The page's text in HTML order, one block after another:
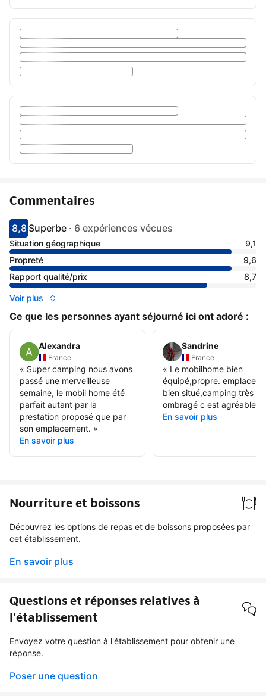
Commentaires
Avec une note de 8.8
8,8
superbeSuperbe · 6 expériences vécues
Situation géographique
9,1
Propreté
9,6
Rapport qualité/prix
8,7
Voir plus
Ce que les personnes ayant séjourné ici ont adoré :
Alexandra
France
« Super camping nous avons
passé une merveilleuse
semaine, le mobil home été
parfait autant par la
prestation proposé que par
son emplacement. »
En savoir plus
Sandrine
France
« Le mobilhome bien
équipé,propre.
bien situé,camping très
ombragé c est agréable.
En savoir plus
Nourriture et boissons
Découvrez les options de repas et de boissons proposées par
cet établissement.
En savoir plus
Questions et réponses relatives à
l'établissement
Envoyez votre question à l'établissement pour obtenir une
réponse.
Poser une question